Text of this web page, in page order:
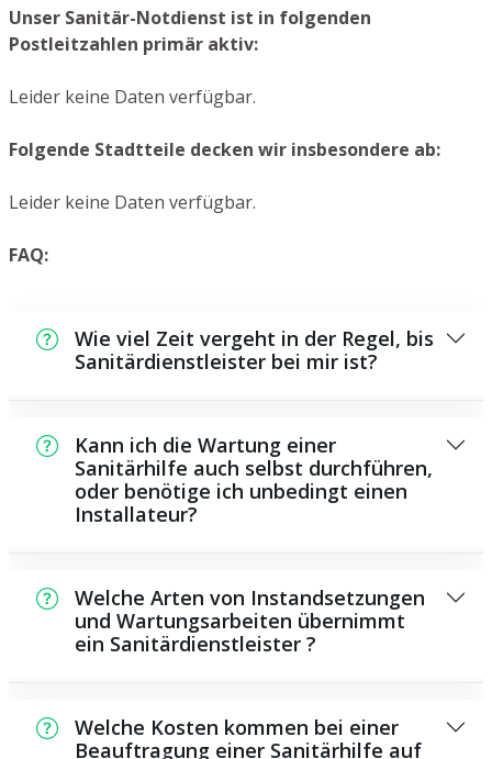
Unser Sanitär-Notdienst ist in folgenden
Postleitzahlen primär aktiv:
Leider keine Daten verfügbar.
Folgende Stadtteile decken wir insbesondere ab:
Leider keine Daten verfügbar.
FAQ:
Wie viel Zeit vergeht in der Regel, bis
Sanitärdienstleister bei mir ist?
Schadensstelle sein. Dies hängt aber auch
von der Auftragslage zu diesem Zeitraum ab
sowie von der Verkehrssituation und der
Entfernung zu Ihnen.
Kann ich die Wartung einer
Sanitärhilfe auch selbst durchführen,
oder benötige ich unbedingt einen
Installateur?
Wartungsarbeiten, die Sie selbst
durchführen können, beispielsweise das
Verwenden von Rohrreinigungsmitteln aus
Verwendung von Spezialwerkzeug oder
speziellem Wissen benötigen, besser den
Welche Arten von Instandsetzungen
und Wartungsarbeiten übernimmt
ein Sanitärdienstleister ?
Anzahl von Instandsetzungen und
Wartungsarbeiten, darunter das Installieren
Welche Kosten kommen bei einer
Beauftragung einer Sanitärhilfe auf